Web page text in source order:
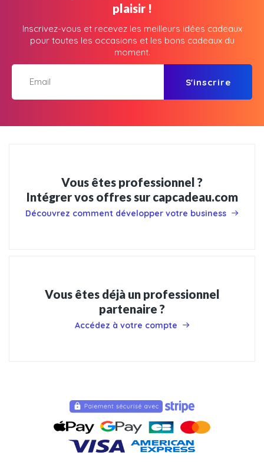
plaisir !
Inscrivez-vous et recevez les meilleurs idées cadeaux
pour toutes les occasions et les bons cadeaux du
moment.
S'inscrire
Vous êtes professionnel ?
Intégrer vos offres sur capcadeau.com
Découvrez comment développer votre business
Vous êtes déjà un professionnel
partenaire ?
Accédez à votre compte